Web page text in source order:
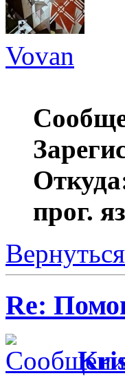
Vovan
прог.
Re: